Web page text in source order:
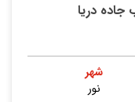
شهر
نور